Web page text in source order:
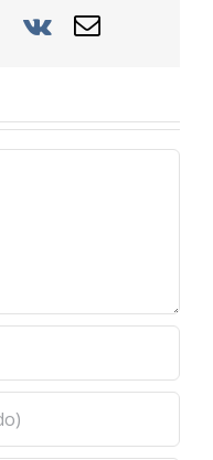
Pinterest
Vk
Correo